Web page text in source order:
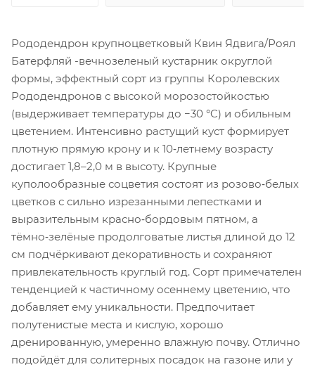
Рододендрон крупноцветковый Квин Ядвига/Роял
Батерфляй -вечнозеленый кустарник округлой
формы, эффектный сорт из группы Королевских
Рододендронов с высокой морозостойкостью
(выдерживает температуры до −30 °C) и обильным
цветением. Интенсивно растущий куст формирует
плотную прямую крону и к 10‑летнему возрасту
достигает 1,8–2,0 м в высоту. Крупные
куполообразные соцветия состоят из розово‑белых
цветков с сильно изрезанными лепестками и
выразительным красно‑бордовым пятном, а
тёмно‑зелёные продолговатые листья длиной до 12
см подчёркивают декоративность и сохраняют
привлекательность круглый год. Сорт примечателен
тенденцией к частичному осеннему цветению, что
добавляет ему уникальности. Предпочитает
полутенистые места и кислую, хорошо
дренированную, умеренно влажную почву. Отлично
подойдёт для солитерных посадок на газоне или у